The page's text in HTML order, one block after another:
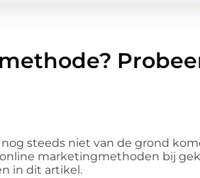
steeds niet van de grond
marketingmethoden bij
in dit artikel.